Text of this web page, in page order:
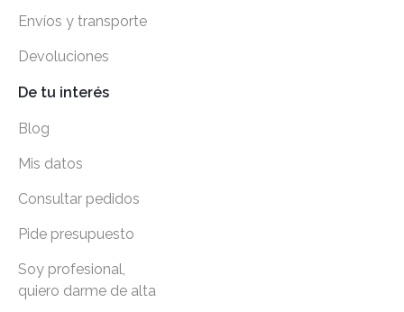
Envíos y transporte
Devoluciones
De tu interés
Blog
Mis datos
Consultar pedidos
Pide presupuesto
Soy profesional,
quiero darme de alta